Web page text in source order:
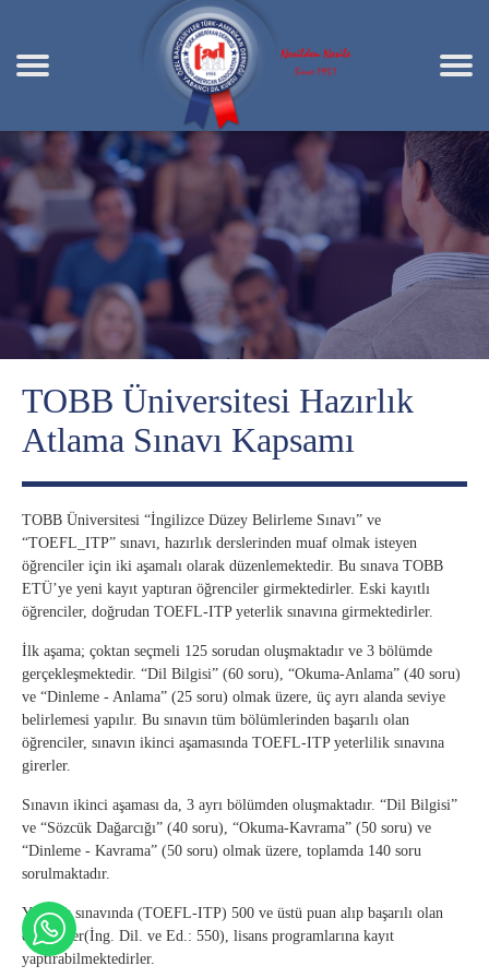
TOBB Üniversitesi Hazırlık
Atlama Sınavı Kapsamı
TOBB Üniversitesi “İngilizce Düzey Belirleme Sınavı” ve
“TOEFL_ITP” sınavı, hazırlık derslerinden muaf olmak isteyen
öğrenciler için iki aşamalı olarak düzenlemektedir. Bu sınava TOBB
ETÜ’ye yeni kayıt yaptıran öğrenciler girmektedirler. Eski kayıtlı
öğrenciler, doğrudan TOEFL-ITP yeterlik sınavına girmektedirler.
İlk aşama; çoktan seçmeli 125 sorudan oluşmaktadır ve 3 bölümde
gerçekleşmektedir. “Dil Bilgisi” (60 soru), “Okuma-Anlama” (40 soru)
ve “Dinleme - Anlama” (25 soru) olmak üzere, üç ayrı alanda seviye
belirlemesi yapılır. Bu sınavın tüm bölümlerinden başarılı olan
öğrenciler, sınavın ikinci aşamasında TOEFL-ITP yeterlilik sınavına
girerler.
Sınavın ikinci aşaması da, 3 ayrı bölümden oluşmaktadır. “Dil Bilgisi”
ve “Sözcük Dağarcığı” (40 soru), “Okuma-Kavrama” (50 soru) ve
“Dinleme - Kavrama” (50 soru) olmak üzere, toplamda 140 soru
sorulmaktadır.
Yeterlik sınavında (TOEFL-ITP) 500 ve üstü puan alıp başarılı olan
öğrenciler(İng. Dil. ve Ed.: 550), lisans programlarına kayıt
yaptırabilmektedirler.